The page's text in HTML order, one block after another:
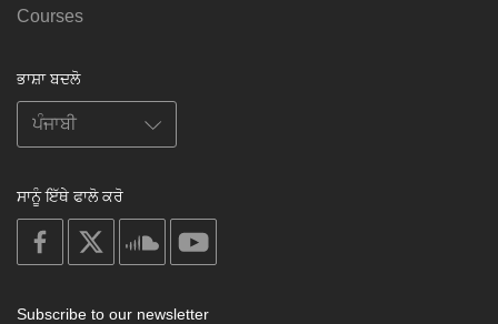
Courses
ਭਾਸ਼ਾ ਬਦਲੋ
ਸਾਨੂੰ ਇੱਥੇ ਫਾਲੋ ਕਰੋ
on
facebook
soundcloud
Subscribe to our newsletter